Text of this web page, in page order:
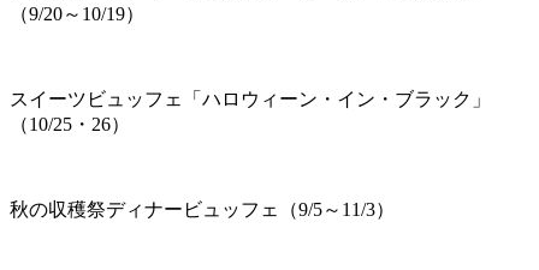
（9/20～10/19）
スイーツビュッフェ「ハロウィーン・イン・ブラック」
（10/25・26）
秋の収穫祭ディナービュッフェ（9/5～11/3）